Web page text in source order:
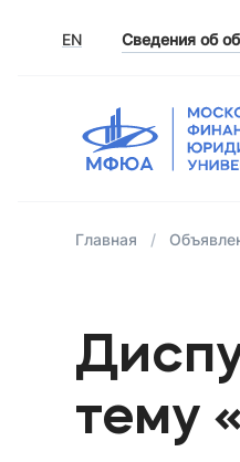
EN
Главная
тему